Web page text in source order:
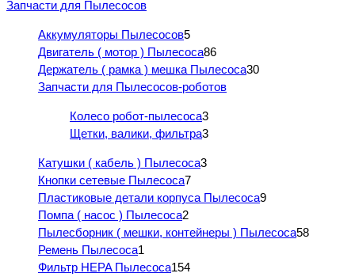
Запчасти для Пылесосов
Аккумуляторы Пылесосов5
Двигатель ( мотор ) Пылесоса86
Держатель ( рамка ) мешка Пылесоса30
Запчасти для Пылесосов-роботов
Колесо робот-пылесоса3
Щетки, валики, фильтра3
Катушки ( кабель ) Пылесоса3
Кнопки сетевые Пылесоса7
Пластиковые детали корпуса Пылесоса9
Помпа ( насос ) Пылесоса2
Пылесборник ( мешки, контейнеры ) Пылесоса58
Ремень Пылесоса1
Фильтр HEPA Пылесоса154